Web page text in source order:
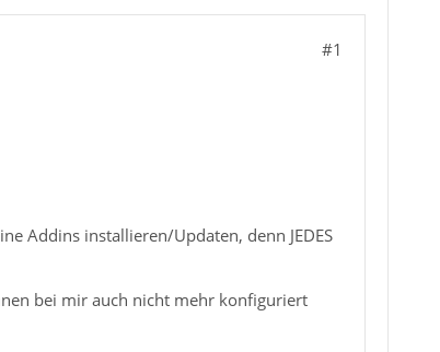
#1
Addins installieren/Updaten, denn JEDES
bei mir auch nicht mehr konfiguriert